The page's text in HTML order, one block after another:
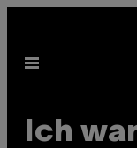
content
Open
Ich